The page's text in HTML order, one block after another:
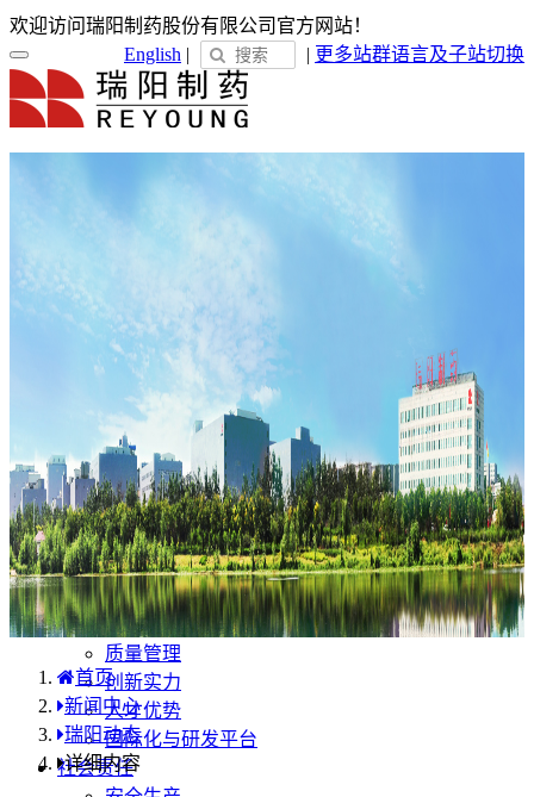
欢迎访问瑞阳制药股份有限公司官方网站！
语言及子站切换
English | | 更多站群
关于瑞阳
瑞阳简介
企业文化
新闻中心
瑞阳动态
通知公告
媒体聚焦
员工天地
企业电子报
产品服务
产品中心
国内分布
学术合规
企业优势
质量管理
创新实力
人才优势
国际化与研发平台
社会责任
首页
新闻中心
瑞阳动态
详细内容